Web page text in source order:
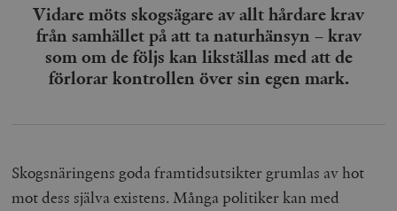
Vidare möts skogsägare av allt hårdare krav
från samhället på att ta naturhänsyn – krav
som om de följs kan likställas med att de
förlorar kontrollen över sin egen mark.
Skogsnäringens goda framtidsutsikter grumlas av hot
mot dess själva existens. Många politiker kan med